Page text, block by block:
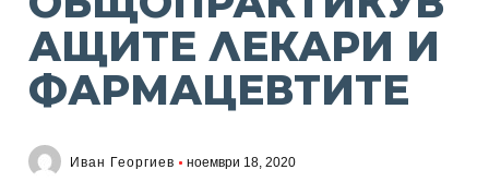
АЩИТЕ ЛЕКАРИ И
ФАРМАЦЕВТИТЕ
Иван Георгиев ноември 18, 2020